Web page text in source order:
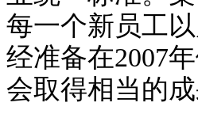
每一个新员工
经准备在2007
会取得相当的成